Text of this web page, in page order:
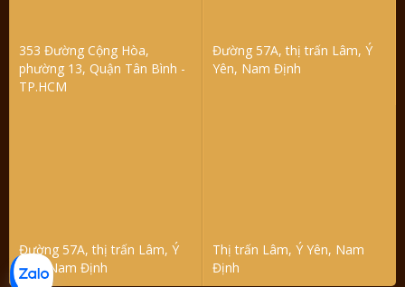
353 Đường Cộng Hòa,
phường 13, Quận Tân Bình -
TP.HCM
Đường 57A, thị trấn Lâm, Ý
Yên, Nam Định
Đường 57A, thị trấn Lâm, Ý
Yên, Nam Định
Thị trấn Lâm, Ý Yên, Nam
Định